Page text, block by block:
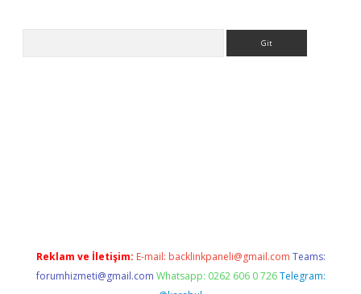
Reklam ve İletişim: E-mail: backlinkpaneli@gmail.com Teams:
forumhizmeti@gmail.com Whatsapp: 0262 606 0 726 Telegram: